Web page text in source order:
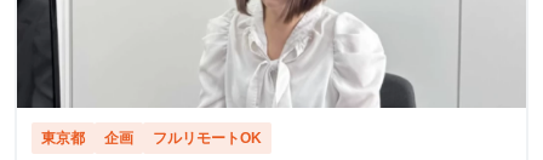
東京都 企画 フルリモートOK